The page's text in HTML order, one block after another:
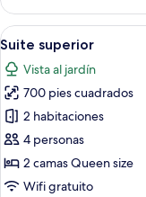
Deluxe,
habitación
Abrir
todas
las
fotos
de
Suite
superior
4
Suite superior
Vista al jardín
700 pies cuadrados
2 habitaciones
4 personas
2 camas Queen size
Wifi gratuito